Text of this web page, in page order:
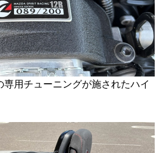
専用チューニングが施されたハイ